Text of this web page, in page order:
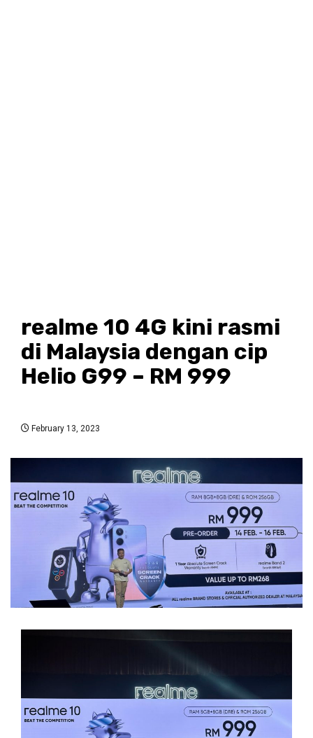
realme 10 4G kini rasmi
di Malaysia dengan cip
Helio G99 – RM 999
February 13, 2023